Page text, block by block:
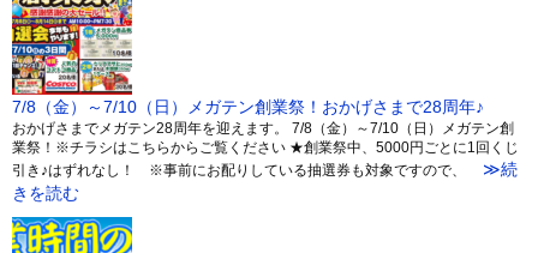
7/8（金）～7/10（日）メガテン創業祭！おかげさまで28周年♪
おかげさまでメガテン28周年を迎えます。 7/8（金）～7/10（日）メガテン創
業祭！※チラシはこちらからご覧ください ★創業祭中、5000円ごとに1回くじ
引き♪はずれなし！ ※事前にお配りしている抽選券も対象ですので、
≫続
きを読む